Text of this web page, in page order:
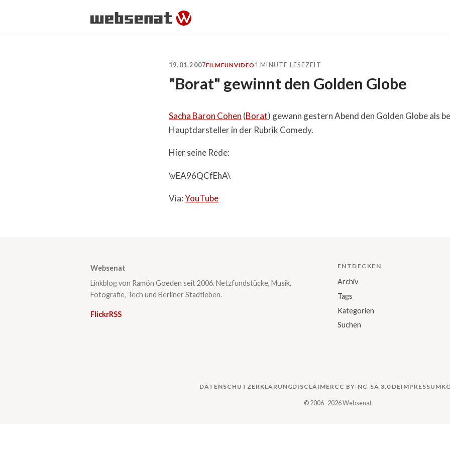
19.01.2007FILMFUNVIDEO 1 MINUTE LESEZEIT
"Borat" gewinnt den Golden Globe
Sacha Baron Cohen (Borat) gewann gestern Abend den Golden Globe als
Hauptdarsteller in der Rubrik Comedy.
Hier seine Rede:
\vEA96QCfEhA\
Via:YouTube
Websenat
Linkblog von Ramón Goeden seit 2006. Netzfundstücke, Musik,
Fotografie, Tech und Berliner Stadtleben.
FlickrRSS
ENTDECKEN
Archiv
Tags
Kategorien
Suchen
DATENSCHUTZERKLÄRUNGDISCLAIMERCC BY-NC-SA 3.0 DEIMPRESSUM
© 2006–2026 Websenat